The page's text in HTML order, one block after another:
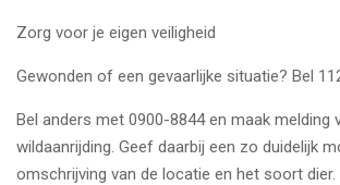
Zorg voor je eigen veiligheid
Gewonden of een gevaarlijke situatie? Bel
Bel anders met 0900-8844 en maak melding
wildaanrijding. Geef daarbij een zo duidelijk
omschrijving van de locatie en het soort dier.